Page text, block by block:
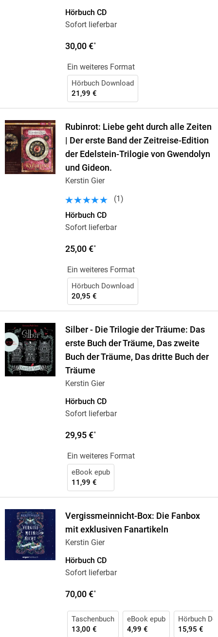
Hörbuch CD
Sofort lieferbar
30,00 €*
Ein weiteres Format
Hörbuch Download
21,99 €
Rubinrot: Liebe geht durch alle Zeiten
| Der erste Band der Zeitreise-Edition
der Edelstein-Trilogie von Gwendolyn
und Gideon.
Kerstin Gier
(1 )
Hörbuch CD
Sofort lieferbar
25,00 €*
Ein weiteres Format
Hörbuch Download
20,95 €
Silber - Die Trilogie der Träume: Das
erste Buch der Träume, Das zweite
Buch der Träume, Das dritte Buch der
Träume
Kerstin Gier
Hörbuch CD
Sofort lieferbar
29,95 €*
Ein weiteres Format
eBook epub
11,99 €
Vergissmeinnicht-Box: Die Fanbox
mit exklusiven Fanartikeln
Kerstin Gier
Hörbuch CD
Sofort lieferbar
70,00 €*
Taschenbuch
13,00 €
eBook epub
4,99 €
Hörbuch
15,95 €